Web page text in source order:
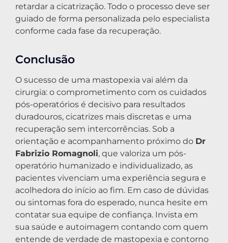
retardar a cicatrização. Todo o processo deve ser
guiado de forma personalizada pelo especialista
conforme cada fase da recuperação.
Conclusão
O sucesso de uma mastopexia vai além da
cirurgia: o comprometimento com os cuidados
pós-operatórios é decisivo para resultados
duradouros, cicatrizes mais discretas e uma
recuperação sem intercorrências. Sob a
orientação e acompanhamento próximo do Dr
Fabrizio Romagnoli, que valoriza um pós-
operatório humanizado e individualizado, as
pacientes vivenciam uma experiência segura e
acolhedora do início ao fim. Em caso de dúvidas
ou sintomas fora do esperado, nunca hesite em
contatar sua equipe de confiança. Invista em
sua saúde e autoimagem contando com quem
entende de verdade de mastopexia e contorno